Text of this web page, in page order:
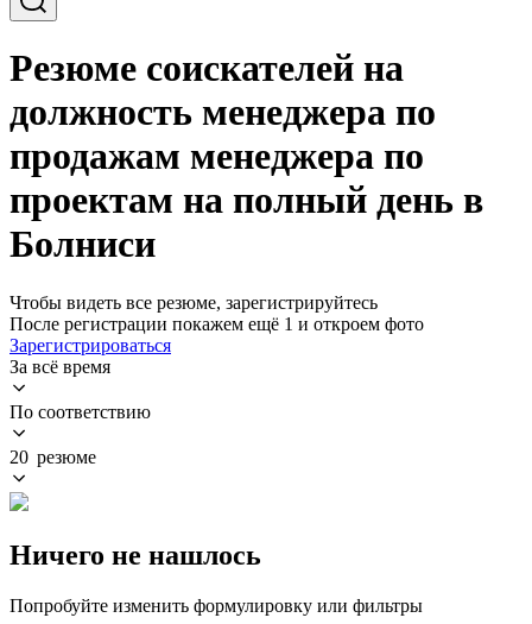
Резюме соискателей на
должность менеджера по
продажам менеджера по
проектам на полный день в
Болниси
Чтобы видеть все резюме, зарегистрируйтесь
После регистрации покажем ещё 1 и откроем фото
Зарегистрироваться
За всё время
По соответствию
20 резюме
Ничего не нашлось
Попробуйте изменить формулировку или фильтры